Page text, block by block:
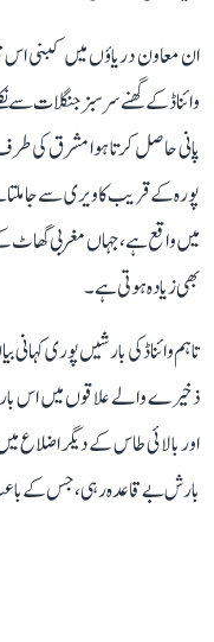
ان معاون دریاؤں میں کبنی
وائناڈ کے گھنے سرسبز جنگلات سے
پانی حاصل کرتا ہوا مشرق کی
پورہ کے قریب کاویری سے جا
بھی زیادہ ہوتی ہے۔
تاہم وائناڈ کی بارشیں پوری
ذخیرے والے علاقوں میں اس بار
اور بالائی طاس کے دیگر اضلاع
بارش بے قاعدہ رہی، جس کے